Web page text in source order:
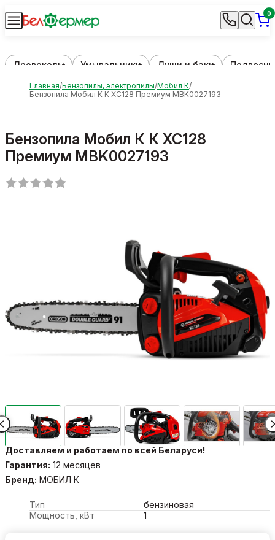
0
Дровоколы Умывальники Души и баки
Главная Бензопилы, электропилы Мобил К
Бензопила Мобил К К XC128 Премиум MBK0027193
Бензопила Мобил К К XC128
Премиум MBK0027193
Доставляем и работаем по всей Беларуси!
Гарантия: 12 месяцев
Бренд: МОБИЛ К
Тип
бензиновая
Мощность, кВт
1